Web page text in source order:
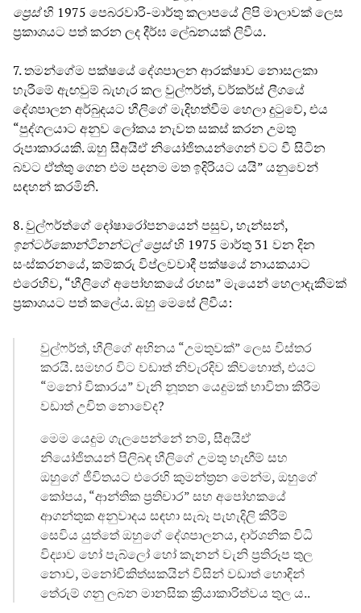
ප්‍රෙස්හි 1975 පෙබරවාරි-මාර්තු කලාපයේ ලිපි මාලාවක් ලෙස
ප්‍රකාශයට පත් කරන ලද දීර්ඝ ලේඛනයක් ලිවීය.
7. තමන්ගේම පක්ෂයේ දේශපාලන ආරක්ෂාව නොසලකා
හැරීමේ ඇඟවුම් බැහැර කල වුල්ෆර්ත්, වර්කර්ස් ලීගයේ
දේශපාලන අර්බුදයට හීලිගේ මැදිහත්වීම හෙලා දුටුවේ, එය
“පුද්ගලයාට අනුව ලෝකය නැවත සකස් කරන උමතු
රූපාකාරයකි. ඔහු සීඅයිඒ නියෝජිතයන්ගෙන් වට වී සිටින
බවට ඒත්තු ගෙන එම පදනම මත ඉදිරියට යයි” යනුවෙන්
සඳහන් කරමිනි.
8. වුල්ෆර්ත්ගේ දෝෂාරෝපනයෙන් පසුව, හැන්සන්,
ඉන්ටර්කොන්ටිනන්ටල් ප්‍රෙස්හි 1975 මාර්තු 31 වන දින
සංස්කරනයේ, කම්කරු විප්ලවවාදී පක්ෂයේ නායකයාට
එරෙහිව, “හීලිගේ අපෝහකයේ රහස” මැයෙන් හෙලාදැකීමක්
ප්‍රකාශයට පත් කලේය. ඔහු මෙසේ ලිවීය:
වුල්ෆර්ත්, හීලිගේ අභිනය “උමතුවක්” ලෙස විස්තර
කරයි. සමහර විට වඩාත් නිවැරදිව කිවහොත්, එයට
“මනෝ විකාරය” වැනි නූතන යෙදුමක් භාවිතා කිරීම
වඩාත් උචිත නොවේද?
මෙම යෙදුම ගැලපෙන්නේ නම්, සීඅයිඒ
නියෝජිතයන් පිලිබඳ හීලිගේ උමතු හැඟීම් සහ
ඔහුගේ ජීවිතයට එරෙහි කුමන්ත්‍රන මෙන්ම, ඔහුගේ
කෝපය, “ආන්තික ප්‍රතිචාර” සහ අපෝහකයේ
ආගන්තුක අනුවාදය සඳහා සැබෑ පැහැදිලි කිරීම්
සෙවිය යුත්තේ ඔහුගේ දේශපාලනය, දාර්ශනික විධි
විද්‍යාව හෝ පැබ්ලෝ හෝ කැනන් වැනි ප්‍රතිරූප තුල
නොව, මනෝචිකිත්සකයින් විසින් වඩාත් හොඳින්
තේරුම් ගනු ලබන මානසික ක්‍රියාකාරිත්වය තුල ය..